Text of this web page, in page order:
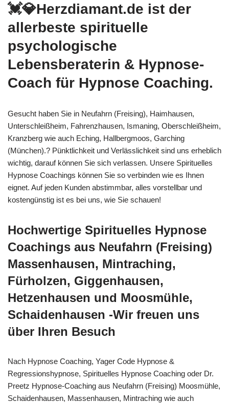
💓️💎Herzdiamant.de ist der
allerbeste spirituelle
psychologische
Lebensberaterin & Hypnose-
Coach für Hypnose Coaching.
Gesucht haben Sie in Neufahrn (Freising), Haimhausen,
Unterschleißheim, Fahrenzhausen, Ismaning, Oberschleißheim,
Kranzberg wie auch Eching, Hallbergmoos, Garching
(München).? Pünktlichkeit und Verlässlichkeit sind uns erheblich
wichtig, darauf können Sie sich verlassen. Unsere Spirituelles
Hypnose Coachings können Sie so verbinden wie es Ihnen
eignet. Auf jeden Kunden abstimmbar, alles vorstellbar und
kostengünstig ist es bei uns, wie Sie schauen!
Hochwertige Spirituelles Hypnose
Coachings aus Neufahrn (Freising)
Massenhausen, Mintraching,
Fürholzen, Giggenhausen,
Hetzenhausen und Moosmühle,
Schaidenhausen -Wir freuen uns
über Ihren Besuch
Nach Hypnose Coaching, Yager Code Hypnose &
Regressionshypnose, Spirituelles Hypnose Coaching oder Dr.
Preetz Hypnose-Coaching aus Neufahrn (Freising) Moosmühle,
Schaidenhausen, Massenhausen, Mintraching wie auch